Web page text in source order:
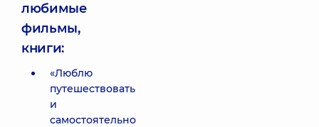
любимые
фильмы,
книги:
«Люблю
путешествовать
и
самостоятельно